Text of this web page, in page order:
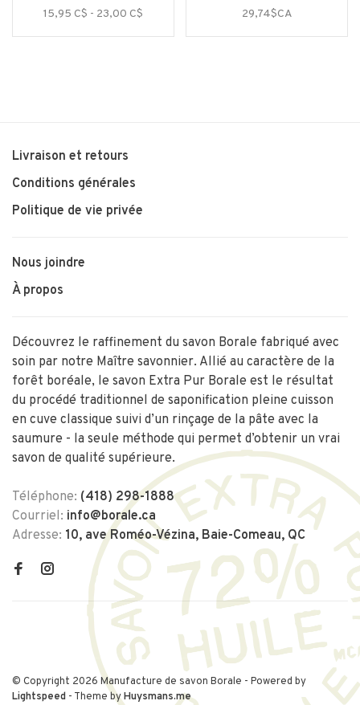
15,95 C$ - 23,00 C$ 29,74$CA
Livraison et retours
Conditions générales
Politique de vie privée
Nous joindre
À propos
Découvrez le raffinement du savon Borale fabriqué avec
soin par notre Maître savonnier. Allié au caractère de la
forêt boréale, le savon Extra Pur Borale est le résultat
du procédé traditionnel de saponification pleine cuisson
en cuve classique suivi d’un rinçage de la pâte avec la
saumure - la seule méthode qui permet d’obtenir un vrai
savon de qualité supérieure.
Téléphone: (418) 298-1888
Courriel: info@borale.ca
Adresse: 10, ave Roméo-Vézina, Baie-Comeau, QC
© Copyright 2026 Manufacture de savon Borale - Powered by
Lightspeed - Theme byHuysmans.me